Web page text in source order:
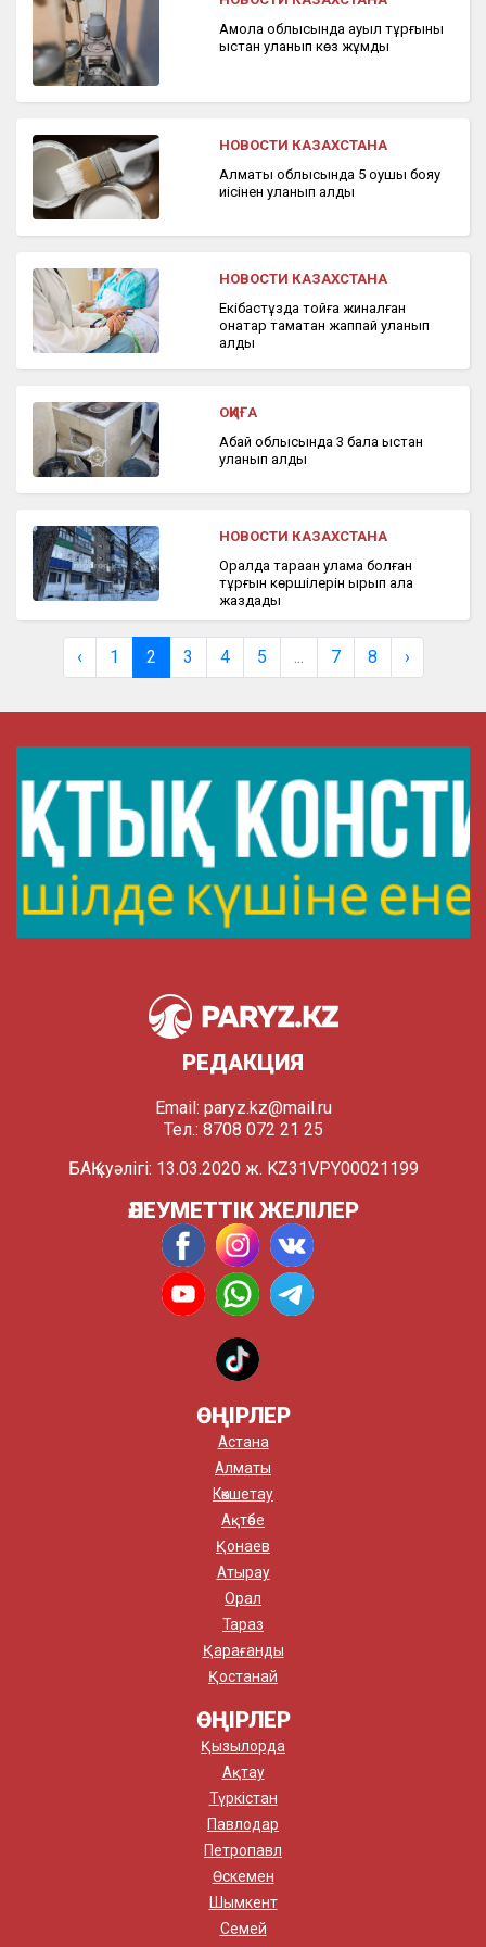
Ақмола облысында ауыл тұрғыны
ыстан уланып көз жұмды
НОВОСТИ КАЗАХСТАНА
Алматы облысында 5 оқушы бояу
иісінен уланып қалды
НОВОСТИ КАЗАХСТАНА
Екібастұзда тойға жиналған
қонақтар тамақтан жаппай уланып
қалды
ОҚИҒА
Абай облысында 3 бала ыстан
уланып қалды
НОВОСТИ КАЗАХСТАНА
Оралда тарақан уламақ болған
тұрғын көршілерін қырып ала
жаздады
‹ 1 2 3 4 5 ... 7 8 ›
РЕДАКЦИЯ
Email: paryz.kz@mail.ru
Тел.: 8708 072 21 25
БАҚ куәлігі: 13.03.2020 ж. KZ31VPY00021199
ӘЛЕУМЕТТІК ЖЕЛІЛЕР
ӨҢІРЛЕР
Астана
Алматы
Көкшетау
Ақтөбе
Қонаев
Атырау
Орал
Тараз
Қарағанды
Қостанай
ӨҢІРЛЕР
Қызылорда
Ақтау
Түркістан
Павлодар
Петропавл
Өскемен
Шымкент
Семей